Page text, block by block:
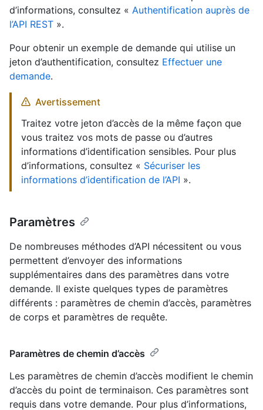
d’informations, consultez « Authentification auprès de
l’API REST ».
Pour obtenir un exemple de demande qui utilise un
jeton d’authentification, consultez Effectuer une
demande.
Avertissement
Traitez votre jeton d’accès de la même façon que
vous traitez vos mots de passe ou d’autres
informations d’identification sensibles. Pour plus
d’informations, consultez « Sécuriser les
informations d’identification de l’API ».
Paramètres
De nombreuses méthodes d’API nécessitent ou vous
permettent d’envoyer des informations
supplémentaires dans des paramètres dans votre
demande. Il existe quelques types de paramètres
différents : paramètres de chemin d’accès, paramètres
de corps et paramètres de requête.
Paramètres de chemin d’accès
Les paramètres de chemin d’accès modifient le chemin
d’accès du point de terminaison. Ces paramètres sont
requis dans votre demande. Pour plus d’informations,